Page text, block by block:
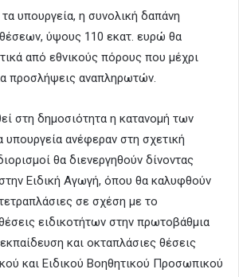
υπουργεία, η συνολική δαπάνη
ύψους 110 εκατ. ευρώ θα
από εθνικούς πόρους που μέχρι
προσλήψεις αναπληρωτών.
στη δημοσιότητα η κατανομή των
ανέφεραν στη σχετική
θα διενεργηθούν δίνοντας
Ειδική Αγωγή, όπου θα καλυφθούν
σε σχέση με το
ειδικοτήτων στην πρωτοβάθμια
και οκταπλάσιες θέσεις
και Ειδικού Βοηθητικού Προσωπικού